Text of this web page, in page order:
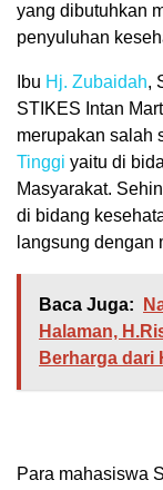
yang dibutuhkan
penyuluhan
Ibu Hj. Zubaidah,
STIKES Intan
merupakan salah
Tinggi yaitu di
Masyarakat.
di bidang
langsung dengan
Baca Juga:
Halaman,
Berharga dari
Para mahasiswa